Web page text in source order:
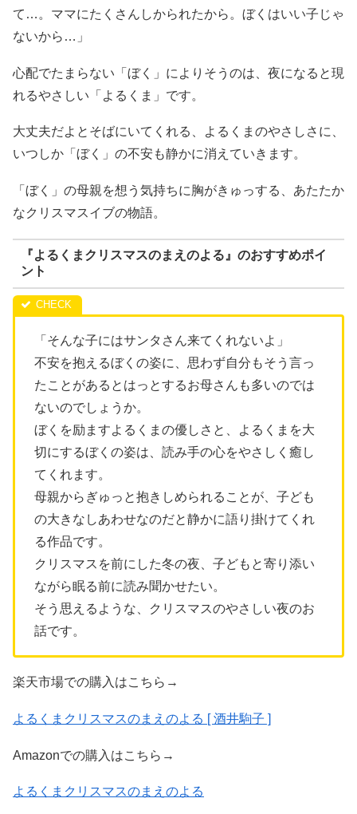
て…。ママにたくさんしかられたから。ぼくはいい子じゃ
ないから…」
心配でたまらない「ぼく」によりそうのは、夜になると現
れるやさしい「よるくま」です。
大丈夫だよとそばにいてくれる、よるくまのやさしさに、
いつしか「ぼく」の不安も静かに消えていきます。
「ぼく」の母親を想う気持ちに胸がきゅっする、あたたか
なクリスマスイブの物語。
『よるくまクリスマスのまえのよる』のおすすめポイ
ント
「そんな子にはサンタさん来てくれないよ」
不安を抱えるぼくの姿に、思わず自分もそう言っ
たことがあるとはっとするお母さんも多いのでは
ないのでしょうか。
ぼくを励ますよるくまの優しさと、よるくまを大
切にするぼくの姿は、読み手の心をやさしく癒し
てくれます。
母親からぎゅっと抱きしめられることが、子ども
の大きなしあわせなのだと静かに語り掛けてくれ
る作品です。
クリスマスを前にした冬の夜、子どもと寄り添い
ながら眠る前に読み聞かせたい。
そう思えるような、クリスマスのやさしい夜のお
話です。
楽天市場での購入はこちら→
よるくまクリスマスのまえのよる [ 酒井駒子 ]
Amazonでの購入はこちら→
よるくまクリスマスのまえのよる